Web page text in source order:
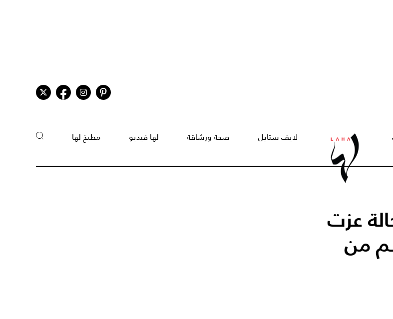
لايف ستايل صحة ورشاقة لها فيديو مطبخ لها
عزت
من